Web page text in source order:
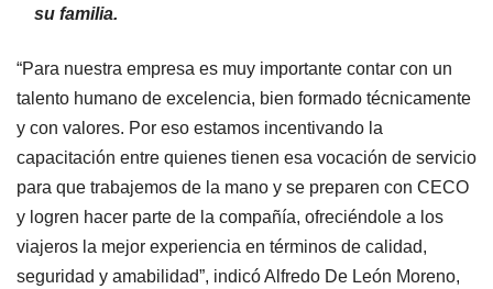
su familia.
“Para nuestra empresa es muy importante contar con un
talento humano de excelencia, bien formado técnicamente
y con valores. Por eso estamos incentivando la
capacitación entre quienes tienen esa vocación de servicio
para que trabajemos de la mano y se preparen con CECO
y logren hacer parte de la compañía, ofreciéndole a los
viajeros la mejor experiencia en términos de calidad,
seguridad y amabilidad”, indicó Alfredo De León Moreno,